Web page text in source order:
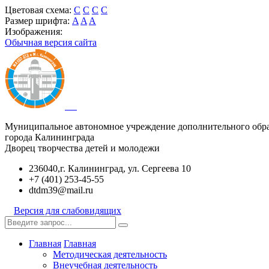
Цветовая схема: C C C C
Размер шрифта: A A A
Изображения:
Обычная версия сайта
Муниципальное автономное учреждение дополнительного
города Калининграда
Дворец творчества детей и молодежи
236040,г. Калининград, ул. Сергеева 10
+7 (401) 253-45-55
dtdm39@mail.ru
Версия для слабовидящих
Главная Главная
Методическая деятельность
Внеучебная деятельность